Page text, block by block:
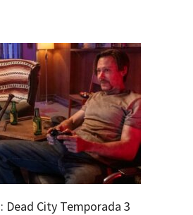
Dead City Temporada 3